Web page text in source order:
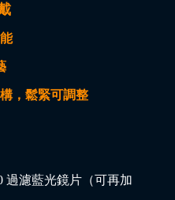
，鬆緊可調整
過濾藍光鏡片（可再加